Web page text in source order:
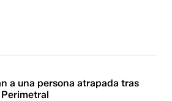
a una persona atrapada tras